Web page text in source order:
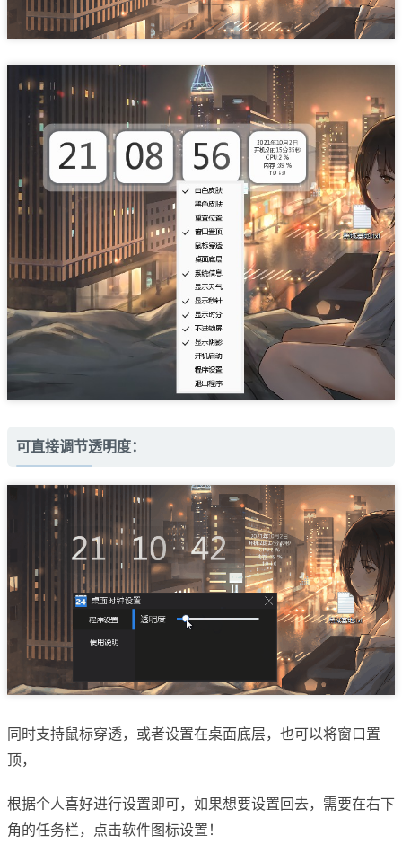
可直接调节透明度：
同时支持鼠标穿透，或者设置在桌面底层，也可以将窗口置
顶，
根据个人喜好进行设置即可，如果想要设置回去，需要在右下
角的任务栏，点击软件图标设置！